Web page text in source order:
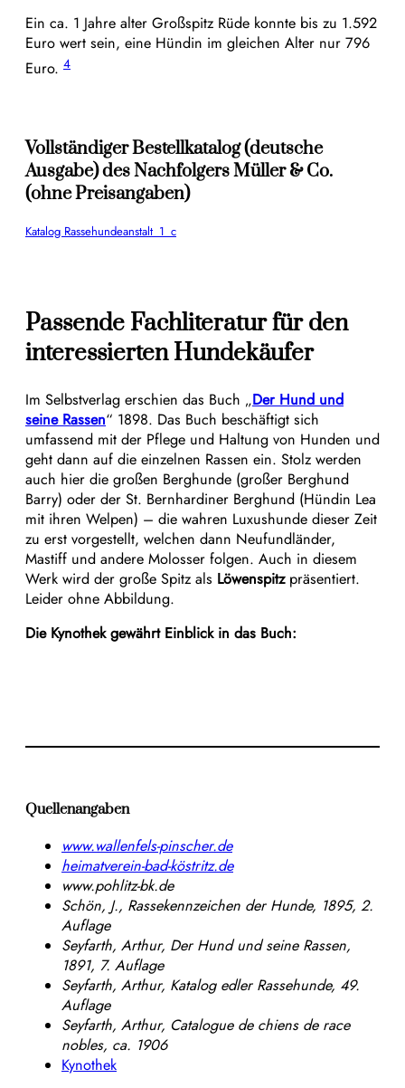
Ein ca. 1 Jahre alter Großspitz Rüde konnte bis zu 1.592
Euro wert sein, eine Hündin im gleichen Alter nur 796
Euro. 4
Vollständiger Bestellkatalog (deutsche
Ausgabe) des Nachfolgers Müller & Co.
(ohne Preisangaben)
Katalog Rassehundeanstalt_1_c
Passende Fachliteratur für den
interessierten Hundekäufer
Im Selbstverlag erschien das Buch „Der Hund und
seine Rassen“ 1898. Das Buch beschäftigt sich
umfassend mit der Pflege und Haltung von Hunden und
geht dann auf die einzelnen Rassen ein. Stolz werden
auch hier die großen Berghunde (großer Berghund
Barry) oder der St. Bernhardiner Berghund (Hündin Lea
mit ihren Welpen) – die wahren Luxushunde dieser Zeit
zu erst vorgestellt, welchen dann Neufundländer,
Mastiff und andere Molosser folgen. Auch in diesem
Werk wird der große Spitz als Löwenspitz präsentiert.
Leider ohne Abbildung.
Die Kynothek gewährt Einblick in das Buch:
Quellenangaben
www.wallenfels-pinscher.de
heimatverein-bad-köstritz.de
www.pohlitz-bk.de
Schön, J., Rassekennzeichen der Hunde, 1895, 2.
Auflage
Seyfarth, Arthur, Der Hund und seine Rassen,
1891, 7. Auflage
Seyfarth, Arthur, Katalog edler Rassehunde, 49.
Auflage
Seyfarth, Arthur, Catalogue de chiens de race
nobles, ca. 1906
Kynothek